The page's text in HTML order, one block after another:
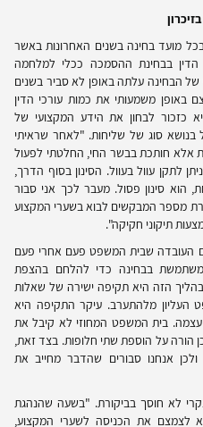
מועד בחינה בשנים האחרונות באשר
בבחינת ההסמכה ככלי למלחמה
הבחינה עלתה באופן לא סביר בשנים
באופן משמעותי את כמות עורכי הדין
כזכור לבחון את הידע המקצועי של
בנושא סוג של שליחות. "לאחר שראיתי
אלא חותכת בבשר החי, החלטתי לפעול
לתקן עוול בעוול. הסינון בסוף הדרך,
סינון פסול. מעבר לכך אני סבור
מספר המבקשים לבוא בשערי המקצוע
תיקוני חקיקה".
העובדה שבית המשפט פעם אחרי פעם
בבחינה כדי להלחם בהצפת
הזה היא תקיפה ישירה של שאלות
מלהתערב. עיקר התקיפה היא
בית המשפט המחוזי לא קיבל את
הורה על הוספת שתי חלופות. בצד זאת,
אנחנו סבורים שהדבר מחייב את
לא חוסך בביקורת. "בשעה שהנהגת
לצמצם את הכניסה לשערי המקצוע,